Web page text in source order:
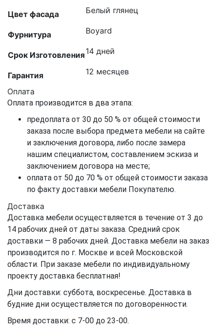
Цвет фасада Белый глянец
Фурнитура Boyard
Срок Изготовления14 дней
Гарантия 12 месяцев
Оплата
Оплата производится в два этапа:
предоплата от 30 до 50 % от общей стоимости
заказа после выбора предмета мебели на сайте
и заключения договора, либо после замера
нашим специалистом, составлением эскиза и
заключением договора на месте;
оплата от 50 до 70 % от общей стоимости заказа
по факту доставки мебели Покупателю.
Доставка
Доставка мебели осуществляется в течение от 3 до
14 рабочих дней от даты заказа. Средний срок
доставки — 8 рабочих дней. Доставка мебели на заказ
производится по г. Москве и всей Московской
области. При заказе мебели по индивидуальному
проекту доставка бесплатная!
Дни доставки: суббота, воскресенье. Доставка в
будние дни осуществляется по договоренности.
Время доставки: с 7-00 до 23-00.